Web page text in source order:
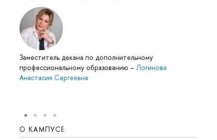
Заместитель декана по дополнительному
профессиональному образованию – Логинова
Анастасия Сергеевна
О КАМПУСЕ